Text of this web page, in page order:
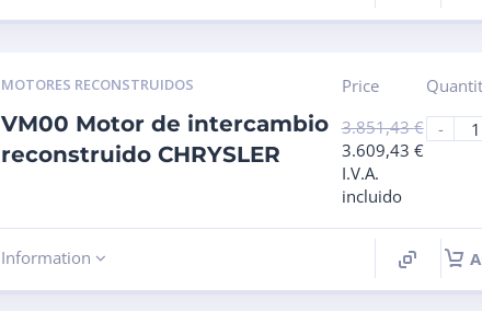
MOTORES RECONSTRUIDOS
VM00 Motor de intercambio
reconstruido CHRYSLER
Price
3.851,43€
3.609,43 €
I.V.A.
incluido
-
Information